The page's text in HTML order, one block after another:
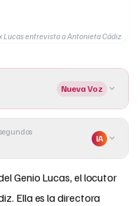
Lucas entrevista a Antonieta Cádiz
Nueva Voz
IA
Genio Lucas, el locutor
Ella es la directora